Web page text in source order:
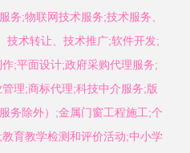
务;物联网技术服务;技术服务、
技术转让、技术推广;软件开发;
;平面设计;政府采购代理服务;
理;商标代理;科技中介服务;版
务除外）;金属门窗工程施工;个
育教学检测和评价活动;中小学